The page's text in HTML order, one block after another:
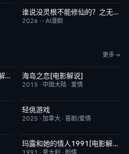
完结 5.0谁说没灵根不能修仙的？之无灵证道第五季
2026 · · AI漫剧
更多
魔女嘉莉2：邪气逼人[电影解说] 已完结
海岛之恋[电影解说]
2015 · 中国大陆 · 爱情
昨日更新
轻佻游戏
2025 · 加拿大 · 喜剧/爱情
已完结 6.1玛露和她的情人1991[电影解说]
1991 · 意大利 · 剧情